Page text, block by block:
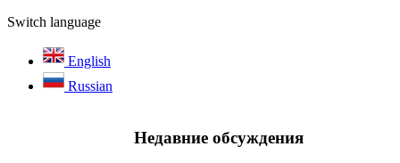
Switch language
English
Russian
Недавние обсуждения